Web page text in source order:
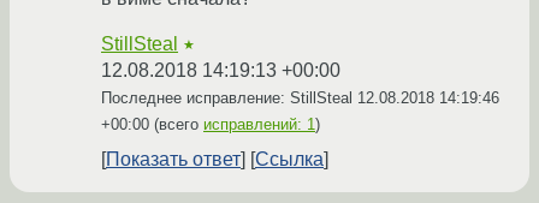
StillSteal ★
12.08.2018 14:19:13 +00:00
Последнее исправление: StillSteal 12.08.2018 14:19:46
+00:00 (всего исправлений: 1)
Показать ответ Ссылка